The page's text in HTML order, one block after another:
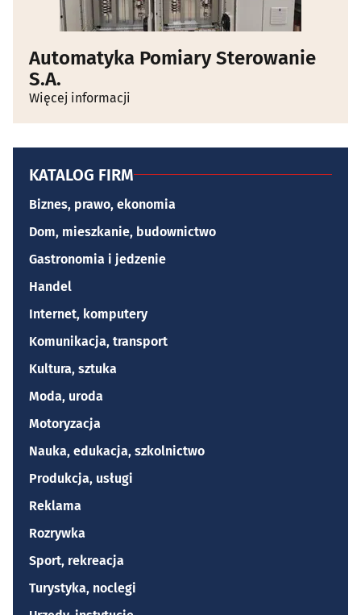
Automatyka Pomiary Sterowanie
S.A.
Więcej informacji
KATALOG FIRM
Biznes, prawo, ekonomia
Dom, mieszkanie, budownictwo
Gastronomia i jedzenie
Handel
Internet, komputery
Komunikacja, transport
Kultura, sztuka
Moda, uroda
Motoryzacja
Nauka, edukacja, szkolnictwo
Produkcja, usługi
Reklama
Rozrywka
Sport, rekreacja
Turystyka, noclegi